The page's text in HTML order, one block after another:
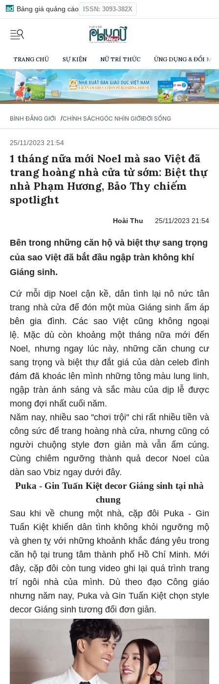
Bảng giá quảng cáo ISSN: 3093-382X
TRANG CHỦ SỰ KIỆN NỮ TRÍ THỨC ỨNG DỤNG & ĐỔI
BÌNH ĐẲNG GIỚI /CHÍNH SÁCHGÓC NHÌN GIỚIĐỜI SỐNG
25/11/2023 21:54
1 tháng nữa mới Noel mà sao Việt đã
trang hoàng nhà cửa từ sớm: Biệt thự
nhà Phạm Hương, Bảo Thy chiếm
spotlight
Hoài Thu 25/11/2023 21:54
Bên trong những căn hộ và biệt thự sang trọng
của sao Việt đã bắt đầu ngập tràn không khí
Giáng sinh.
Cứ mỗi dịp Noel cận kề, dân tình lại nô nức tân
trang nhà cửa để đón một mùa Giáng sinh ấm áp
bên gia đình. Các sao Việt cũng không ngoại
lệ. Mặc dù còn khoảng một tháng nữa mới đến
Noel, nhưng ngay lúc này, những căn chung cư
sang trọng và biệt thự đắt giá của dàn celeb đình
đám đã khoác lên mình những tông màu lung linh,
ngập tràn ánh sáng và sắc màu của dịp lễ được
mong đợi nhất cuối năm.
Năm nay, nhiều sao ''chơi trội'' chi rất nhiều tiền và
công sức để trang hoàng nhà cửa, nhưng cũng có
người chuộng style đơn giản mà vẫn ấm cúng.
Cùng chiêm ngưỡng thành quả decor Noel của
dàn sao Vbiz ngay dưới đây.
Puka - Gin Tuấn Kiệt decor Giáng sinh tại nhà
chung
Sau khi về chung một nhà, cặp đôi Puka - Gin
Tuấn Kiệt khiến dân tình không khỏi ngưỡng mộ
và ghen tỵ với những khoảnh khắc đáng yêu trong
căn hộ tại trung tâm thành phố Hồ Chí Minh. Mới
đây, cặp đôi còn tung video ghi lại quá trình trang
trí ngôi nhà của mình. Dù theo đạo Công giáo
nhưng năm nay, Puka và Gin Tuấn Kiệt chọn style
decor Giáng sinh tương đối đơn giản.